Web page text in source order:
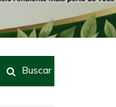
Buscar